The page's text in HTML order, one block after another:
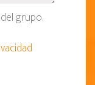
grupo.